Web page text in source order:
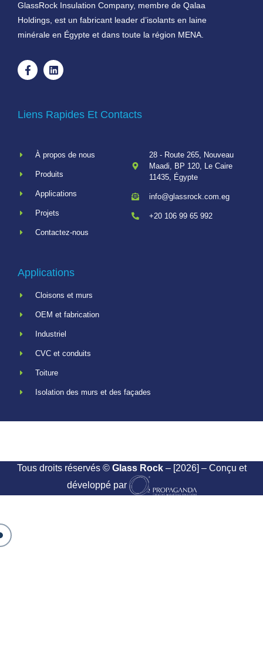
GlassRock Insulation Company, membre de Qalaa
Holdings, est un fabricant leader d’isolants en laine
minérale en Égypte et dans toute la région MENA.
Liens Rapides Et Contacts
À propos de nous
Produits
Applications
Projets
Contactez-nous
28 - Route 265, Nouveau
Maadi, BP 120, Le Caire
11435, Égypte
info@glassrock.com.eg
+20 106 99 65 992
Applications
Cloisons et murs
OEM et fabrication
Industriel
CVC et conduits
Toiture
Isolation des murs et des façades
Tous droits réservés © Glass Rock– [2026] – Conçu et
développé par